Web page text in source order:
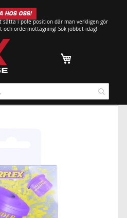
HOS OSS!
sätta i pole position där man verkligen gör
och ordermottagning! Sök jobbet idag!
Min kundvagn